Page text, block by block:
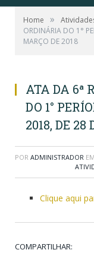
Home »
ORDINÁRIA DO 1°
MARÇO DE 2018
ATA DA 6ª
DO 1°
2018, DE 28
POR ADMINISTRADOR EM
Clique aqui
COMPARTILHAR: